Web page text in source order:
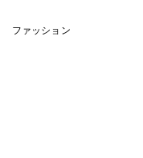
ファッション